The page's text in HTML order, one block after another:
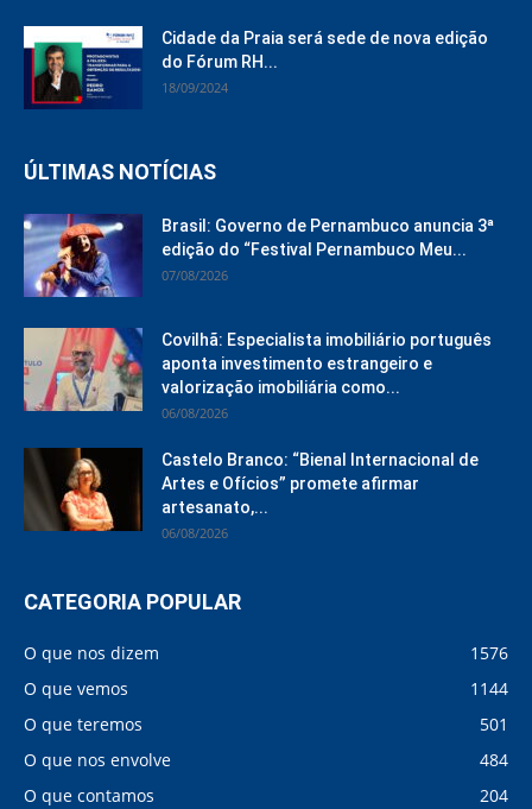
Cidade da Praia será sede de nova edição
do Fórum RH...
18/09/2024
ÚLTIMAS NOTÍCIAS
Brasil: Governo de Pernambuco anuncia 3ª
edição do “Festival Pernambuco Meu...
07/08/2026
Covilhã: Especialista imobiliário português
aponta investimento estrangeiro e
valorização imobiliária como...
06/08/2026
Castelo Branco: “Bienal Internacional de
Artes e Ofícios” promete afirmar
artesanato,...
06/08/2026
CATEGORIA POPULAR
O que nos dizem
1576
O que vemos
1144
O que teremos
501
O que nos envolve
484
O que contamos
204